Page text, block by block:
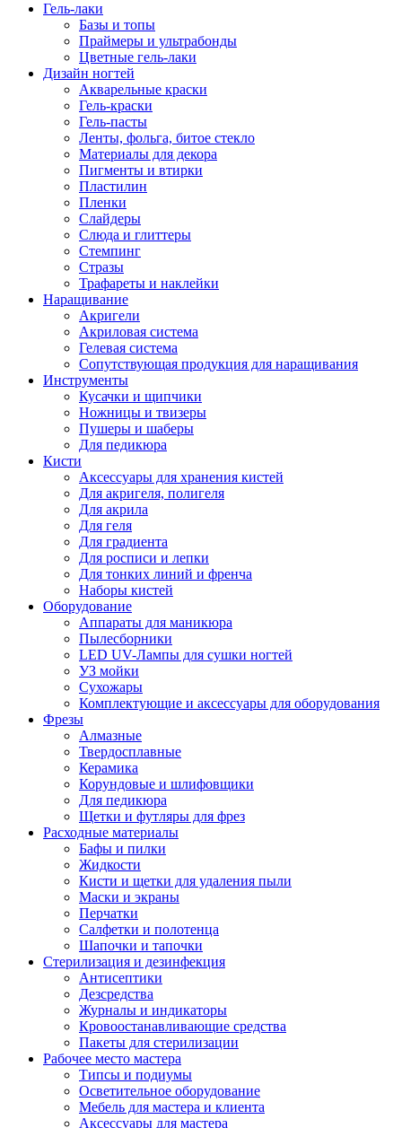
Гель-лаки
Базы и топы
Праймеры и ультрабонды
Цветные гель-лаки
Дизайн ногтей
Акварельные краски
Гель-краски
Гель-пасты
Ленты, фольга, битое стекло
Материалы для декора
Пигменты и втирки
Пластилин
Пленки
Слайдеры
Слюда и глиттеры
Стемпинг
Стразы
Трафареты и наклейки
Наращивание
Акригели
Акриловая система
Гелевая система
Сопутствующая продукция для наращивания
Инструменты
Кусачки и щипчики
Ножницы и твизеры
Пушеры и шаберы
Для педикюра
Кисти
Аксессуары для хранения кистей
Для акригеля, полигеля
Для акрила
Для геля
Для градиента
Для росписи и лепки
Для тонких линий и френча
Наборы кистей
Оборудование
Аппараты для маникюра
Пылесборники
LED UV-Лампы для сушки ногтей
УЗ мойки
Сухожары
Комплектующие и аксессуары для оборудования
Фрезы
Алмазные
Твердосплавные
Керамика
Корундовые и шлифовщики
Для педикюра
Щетки и футляры для фрез
Расходные материалы
Бафы и пилки
Жидкости
Кисти и щетки для удаления пыли
Маски и экраны
Перчатки
Салфетки и полотенца
Шапочки и тапочки
Стерилизация и дезинфекция
Антисептики
Дезсредства
Журналы и индикаторы
Кровоостанавливающие средства
Пакеты для стерилизации
Рабочее место мастера
Типсы и подиумы
Осветительное оборудование
Мебель для мастера и клиента
Аксессуары для мастера